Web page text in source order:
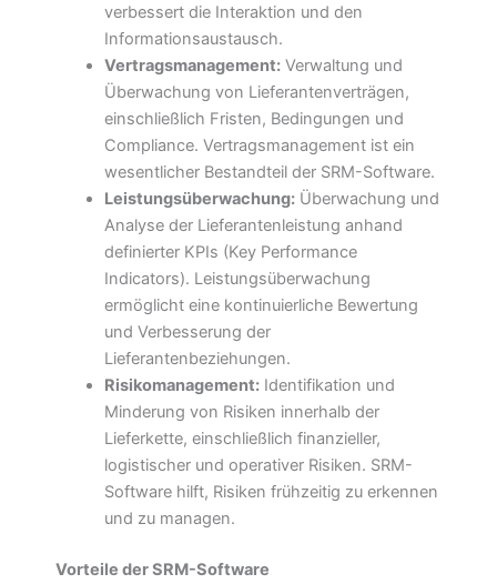
verbessert die Interaktion und den
Informationsaustausch.
Vertragsmanagement:Verwaltung und
Überwachung von Lieferantenverträgen,
einschließlich Fristen, Bedingungen und
Compliance. Vertragsmanagement ist ein
wesentlicher Bestandteil der SRM-Software.
Leistungsüberwachung:Überwachung und
Analyse der Lieferantenleistung anhand
definierter KPIs (Key Performance
Indicators). Leistungsüberwachung
ermöglicht eine kontinuierliche Bewertung
und Verbesserung der
Lieferantenbeziehungen.
Risikomanagement:Identifikation und
Minderung von Risiken innerhalb der
Lieferkette, einschließlich finanzieller,
logistischer und operativer Risiken. SRM-
Software hilft, Risiken frühzeitig zu erkennen
und zu managen.
Vorteile der SRM-Software